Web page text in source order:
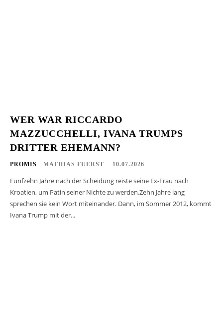
WER WAR RICCARDO
MAZZUCCHELLI, IVANA TRUMPS
DRITTER EHEMANN?
PROMIS MATHIAS FUERST - 10.07.2026
Fünfzehn Jahre nach der Scheidung reiste seine Ex-Frau nach
Kroatien, um Patin seiner Nichte zu werden.Zehn Jahre lang
sprechen sie kein Wort miteinander. Dann, im Sommer 2012, kommt
Ivana Trump mit der...